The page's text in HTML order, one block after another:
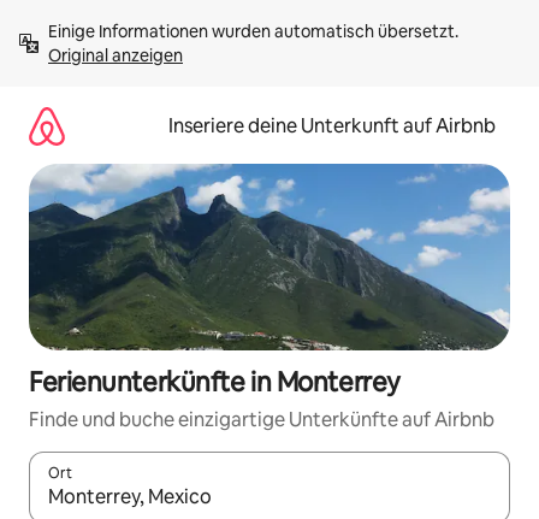
Inhalten
springenOriginal anzeigen
Inseriere deine Unterkunft auf Airbnb
Ferienunterkünfte in Monterrey
Finde und buche einzigartige Unterkünfte auf Airbnb
Ort
Wenn Ergebnisse verfügbar sind, navigiere mit den